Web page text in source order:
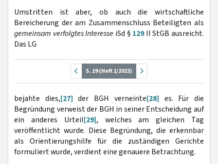
Umstritten ist aber, ob auch die wirtschaftliche
Bereicherung der am Zusammenschluss Beteiligten als
gemeinsam verfolgtes Interesse iSd § 129II StGB ausreicht.
Das LG
S. 19 (Heft 1/2023)
bejahte dies,[27] der BGH verneinte[28] es. Für die
Begründung verweist der BGH in seiner Entscheidung auf
ein anderes Urteil[29], welches am gleichen Tag
veröffentlicht wurde. Diese Begründung, die erkennbar
als Orientierungshilfe für die zuständigen Gerichte
formuliert wurde, verdient eine genauere Betrachtung.